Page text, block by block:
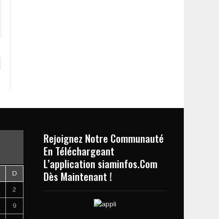
D
2
9
Rejoignez Notre Communauté
En Téléchargeant
L’application siaminfos.Com
Dès Maintenant !